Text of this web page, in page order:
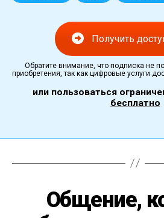
Получить
Обратите внимание, что подписка не
приобретения, так как цифровые услуги
или пользоваться
бесплатно
Общение,